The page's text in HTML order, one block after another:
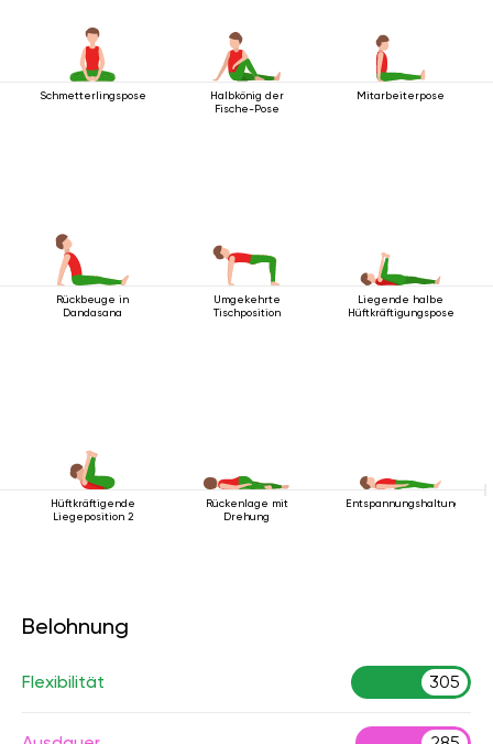
Schmetterlingspose
Halbkönig der
Fische-Pose
Mitarbeiterpose
Rückbeuge in
Dandasana
Umgekehrte
Tischposition
Liegende halbe
Hüftkräftigungspose
Hüftkräftigende
Liegeposition 2
Rückenlage mit
Drehung
Entspannungshaltung
Belohnung
Flexibilität 305